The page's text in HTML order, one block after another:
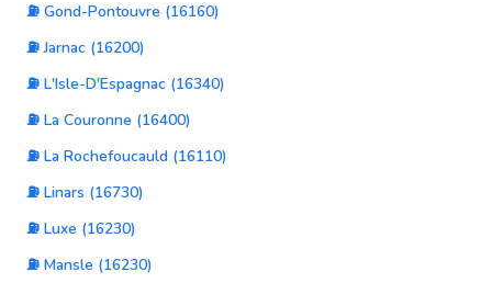
⛽ Gond-Pontouvre (16160)
⛽ Jarnac (16200)
⛽ L'Isle-D'Espagnac (16340)
⛽ La Couronne (16400)
⛽ La Rochefoucauld (16110)
⛽ Linars (16730)
⛽ Luxe (16230)
⛽ Mansle (16230)